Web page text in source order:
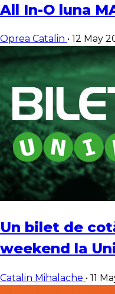
All In-O luna
Oprea Catalin • 12 May
Un bilet de
weekend la
Catalin Mihalache • 11